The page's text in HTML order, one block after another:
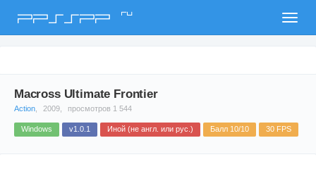
PPSSPP ru
Macross Ultimate Frontier
Action 2009, просмотров 1 544
Windows v1.0.1 Иной (не англ. или рус.) Балл 10/10 30 FPS